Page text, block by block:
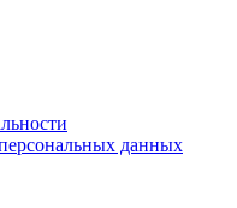
данных